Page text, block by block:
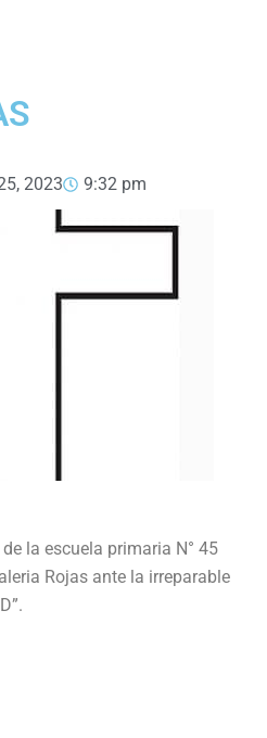
2023 9:32 pm
la escuela primaria N° 45
Rojas ante la irreparable